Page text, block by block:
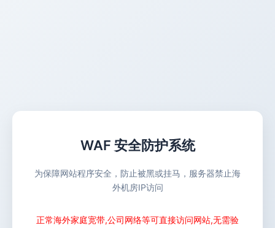
WAF 安全防护系统
为保障网站程序安全，防止被黑或挂马，服务器禁止海
外机房IP访问
正常海外家庭宽带,公司网络等可直接访问网站,无需验